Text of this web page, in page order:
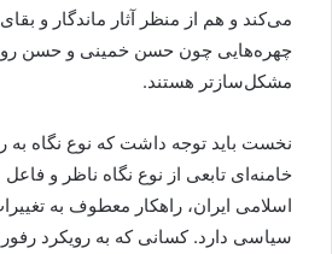
می‌کند و هم از منظر آثار ماندگار و
چهره‌هایی چون حسن خمینی و حسن
مشکل‌سازتر هستند.
نخست باید توجه داشت که نوع نگاه به
خامنه‌ای تابعی از نوع نگاه ناظر و
اسلامی ایران، راهکار معطوف به
سیاسی دارد. کسانی که به رویکرد